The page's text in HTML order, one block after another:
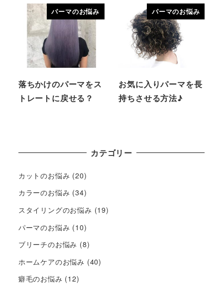
パーマのお悩み
落ちかけのパーマをス
トレートに戻せる？
パーマのお悩み
お気に入りパーマを長
持ちさせる方法♪
カテゴリー
カットのお悩み (20)
カラーのお悩み (34)
スタイリングのお悩み (19)
パーマのお悩み (10)
ブリーチのお悩み (8)
ホームケアのお悩み (40)
癖毛のお悩み (12)